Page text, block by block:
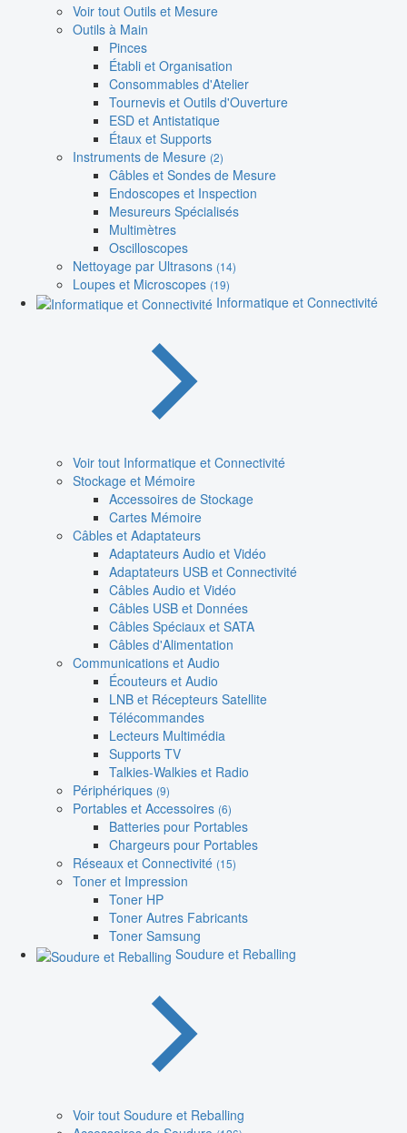
Voir tout Outils et Mesure
Outils à Main
Pinces
Établi et Organisation
Consommables d'Atelier
Tournevis et Outils d'Ouverture
ESD et Antistatique
Étaux et Supports
Instruments de Mesure (2)
Câbles et Sondes de Mesure
Endoscopes et Inspection
Mesureurs Spécialisés
Multimètres
Oscilloscopes
Nettoyage par Ultrasons (14)
Loupes et Microscopes (19)
Informatique et Connectivité
Voir tout Informatique et Connectivité
Stockage et Mémoire
Accessoires de Stockage
Cartes Mémoire
Câbles et Adaptateurs
Adaptateurs Audio et Vidéo
Adaptateurs USB et Connectivité
Câbles Audio et Vidéo
Câbles USB et Données
Câbles Spéciaux et SATA
Câbles d'Alimentation
Communications et Audio
Écouteurs et Audio
LNB et Récepteurs Satellite
Télécommandes
Lecteurs Multimédia
Supports TV
Talkies-Walkies et Radio
Périphériques (9)
Portables et Accessoires (6)
Batteries pour Portables
Chargeurs pour Portables
Réseaux et Connectivité (15)
Toner et Impression
Toner HP
Toner Autres Fabricants
Toner Samsung
Soudure et Reballing
Voir tout Soudure et Reballing